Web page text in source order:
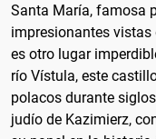
Santa María, famosa
impresionantes vistas
es otro lugar
río Vístula, este
polacos durante
judío de Kazimierz,